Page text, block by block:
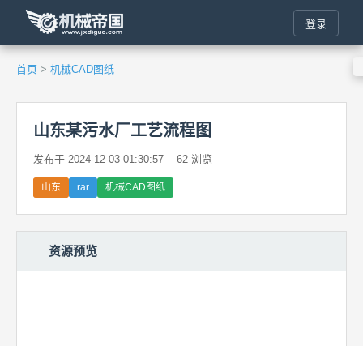
登录
首页 > 机械CAD图纸
山东某污水厂工艺流程图
发布于 2024-12-03 01:30:57 62 浏览
山东 rar 机械CAD图纸
资源预览